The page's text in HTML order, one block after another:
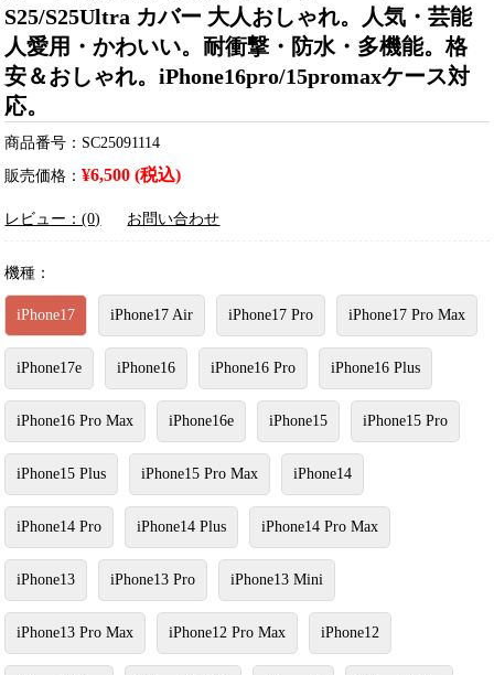
S25/S25Ultra カバー 大人おしゃれ。人気・芸能
人愛用・かわいい。耐衝撃・防水・多機能。格
安＆おしゃれ。iPhone16pro/15promaxケース対
応。
商品番号：SC25091114
販売価格：¥6,500 (税込)
レビュー：(0) お問い合わせ
機種：
iPhone17 iPhone17 Air iPhone17 Pro iPhone17 Pro Max
iPhone17e iPhone16 iPhone16 Pro iPhone16 Plus
iPhone16 Pro Max iPhone16e iPhone15 iPhone15 Pro
iPhone15 Plus iPhone15 Pro Max iPhone14
iPhone14 Pro iPhone14 Plus iPhone14 Pro Max
iPhone13 iPhone13 Pro iPhone13 Mini
iPhone13 Pro Max iPhone12 Pro Max iPhone12